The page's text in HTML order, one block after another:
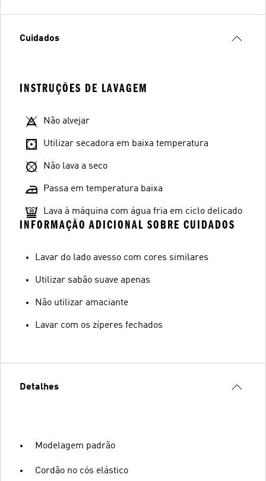
Cuidados
INSTRUÇÕES DE LAVAGEM
Não alvejar
Utilizar secadora em baixa temperatura
Não lava a seco
Passa em temperatura baixa
Lava à máquina com água fria em ciclo delicado
INFORMAÇÃO ADICIONAL SOBRE CUIDADOS
Lavar do lado avesso com cores similares
Utilizar sabão suave apenas
Não utilizar amaciante
Lavar com os zíperes fechados
Detalhes
Modelagem padrão
Cordão no cós elástico